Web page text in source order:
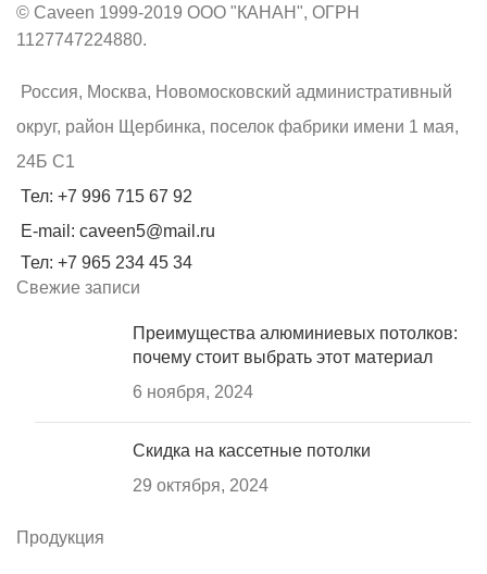
© Caveen 1999-2019 ООО "КАНАН", ОГРН
1127747224880.
Россия, Москва, Новомосковский административный
округ, район Щербинка, поселок фабрики имени 1 мая,
24Б С1
Тел: +7 996 715 67 92
E-mail: caveen5@mail.ru
Тел: +7 965 234 45 34
Свежие записи
Преимущества алюминиевых потолков:
почему стоит выбрать этот материал
6 ноября, 2024
Скидка на кассетные потолки
29 октября, 2024
Продукция